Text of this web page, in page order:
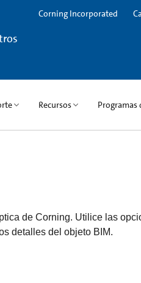
Corning Incorporated
Recursos Programas
de Corning. Utilice las
detalles del objeto BIM.